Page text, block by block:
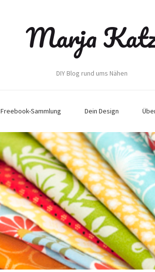
Marja
DIY Blog rund ums Nähen
Freebook-Sammlung Dein Design